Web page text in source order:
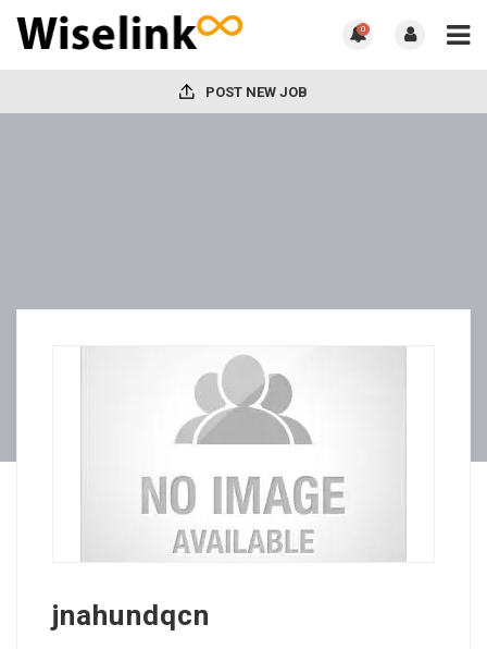
0
POST NEW JOB
jnahundqcn